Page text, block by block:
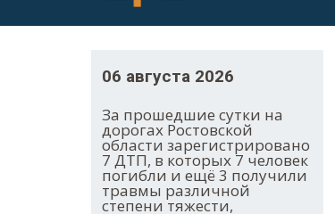
06 августа 2026
За прошедшие сутки на
дорогах Ростовской
области зарегистрировано
7 ДТП, в которых 7 человек
погибли и ещё 3 получили
травмы различной
степени тяжести,